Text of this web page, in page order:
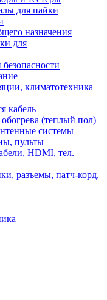
для пайки
назначения
для
климатотехника
кабель
(теплый пол)
системы
пульты
HDMI, тел.
разъемы, патч-корд,